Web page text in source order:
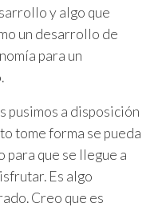
y algo que
un desarrollo de
para un
pusimos a disposición
tome forma se pueda
para que se llegue a
Es algo
Creo que es